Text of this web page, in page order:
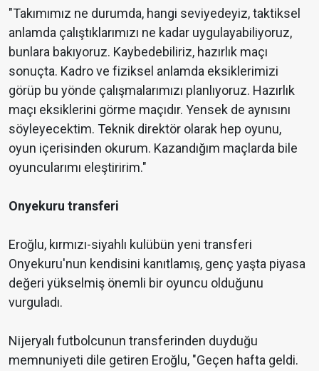
"Takımımız ne durumda, hangi seviyedeyiz, taktiksel
anlamda çalıştıklarımızı ne kadar uygulayabiliyoruz,
bunlara bakıyoruz. Kaybedebiliriz, hazırlık maçı
sonuçta. Kadro ve fiziksel anlamda eksiklerimizi
görüp bu yönde çalışmalarımızı planlıyoruz. Hazırlık
maçı eksiklerini görme maçıdır. Yensek de aynısını
söyleyecektim. Teknik direktör olarak hep oyunu,
oyun içerisinden okurum. Kazandığım maçlarda bile
oyuncularımı eleştiririm."
Onyekuru transferi
Eroğlu, kırmızı-siyahlı kulübün yeni transferi
Onyekuru'nun kendisini kanıtlamış, genç yaşta piyasa
değeri yükselmiş önemli bir oyuncu olduğunu
vurguladı.
Nijeryalı futbolcunun transferinden duyduğu
memnuniyeti dile getiren Eroğlu, "Geçen hafta geldi.